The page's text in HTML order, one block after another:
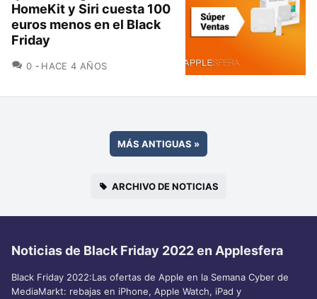
HomeKit y Siri cuesta 100
euros menos en el Black
Friday
0 COMENTARIOS
HACE 4 AÑOS
MÁS ANTIGUAS »
ARCHIVO DE NOTICIAS
Noticias de Black Friday 2022 en Applesfera
Black Friday 2022:Las ofertas de Apple en la Semana Cyber de
MediaMarkt: rebajas en iPhone, Apple Watch, iPad y